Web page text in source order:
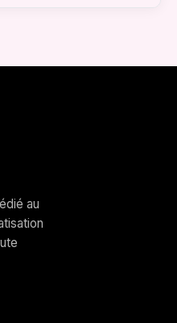
les prix. Fyenka
client.
au